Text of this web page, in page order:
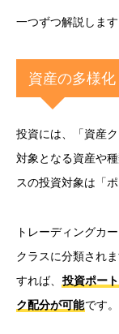
一つずつ解説します
資産の多様化
投資には、「資産
対象となる資産や
スの投資対象は「
トレーディングカ
クラスに分類され
すれば、 投資ポー
ク配分が可能です。